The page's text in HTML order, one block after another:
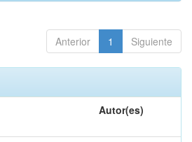
Anterior 1 Siguiente
Autor(es)